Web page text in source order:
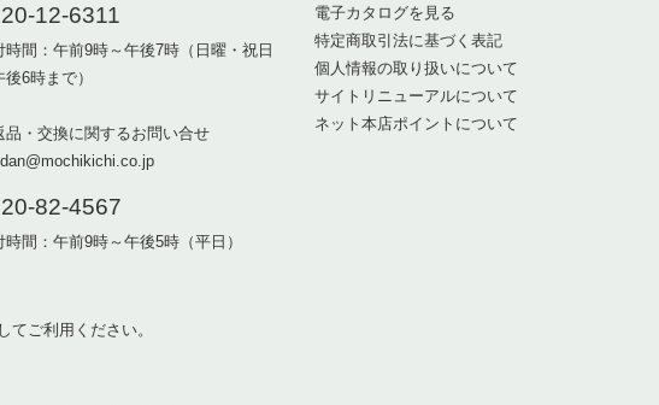
12-6311
時間：午前9時～午後7時（日曜・祝日
後6時まで）
・交換に関するお問い合せ
82-4567
時間：午前9時～午後5時（平日）
電子カタログを見る
特定商取引法に基づく表記
個人情報の取り扱いについて
サイトリニューアルについて
ネット本店ポイントについて
ご利用ください。